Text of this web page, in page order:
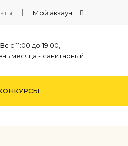
Мой аккаунт
с 11:00 до 19:00,
месяца - санитарный